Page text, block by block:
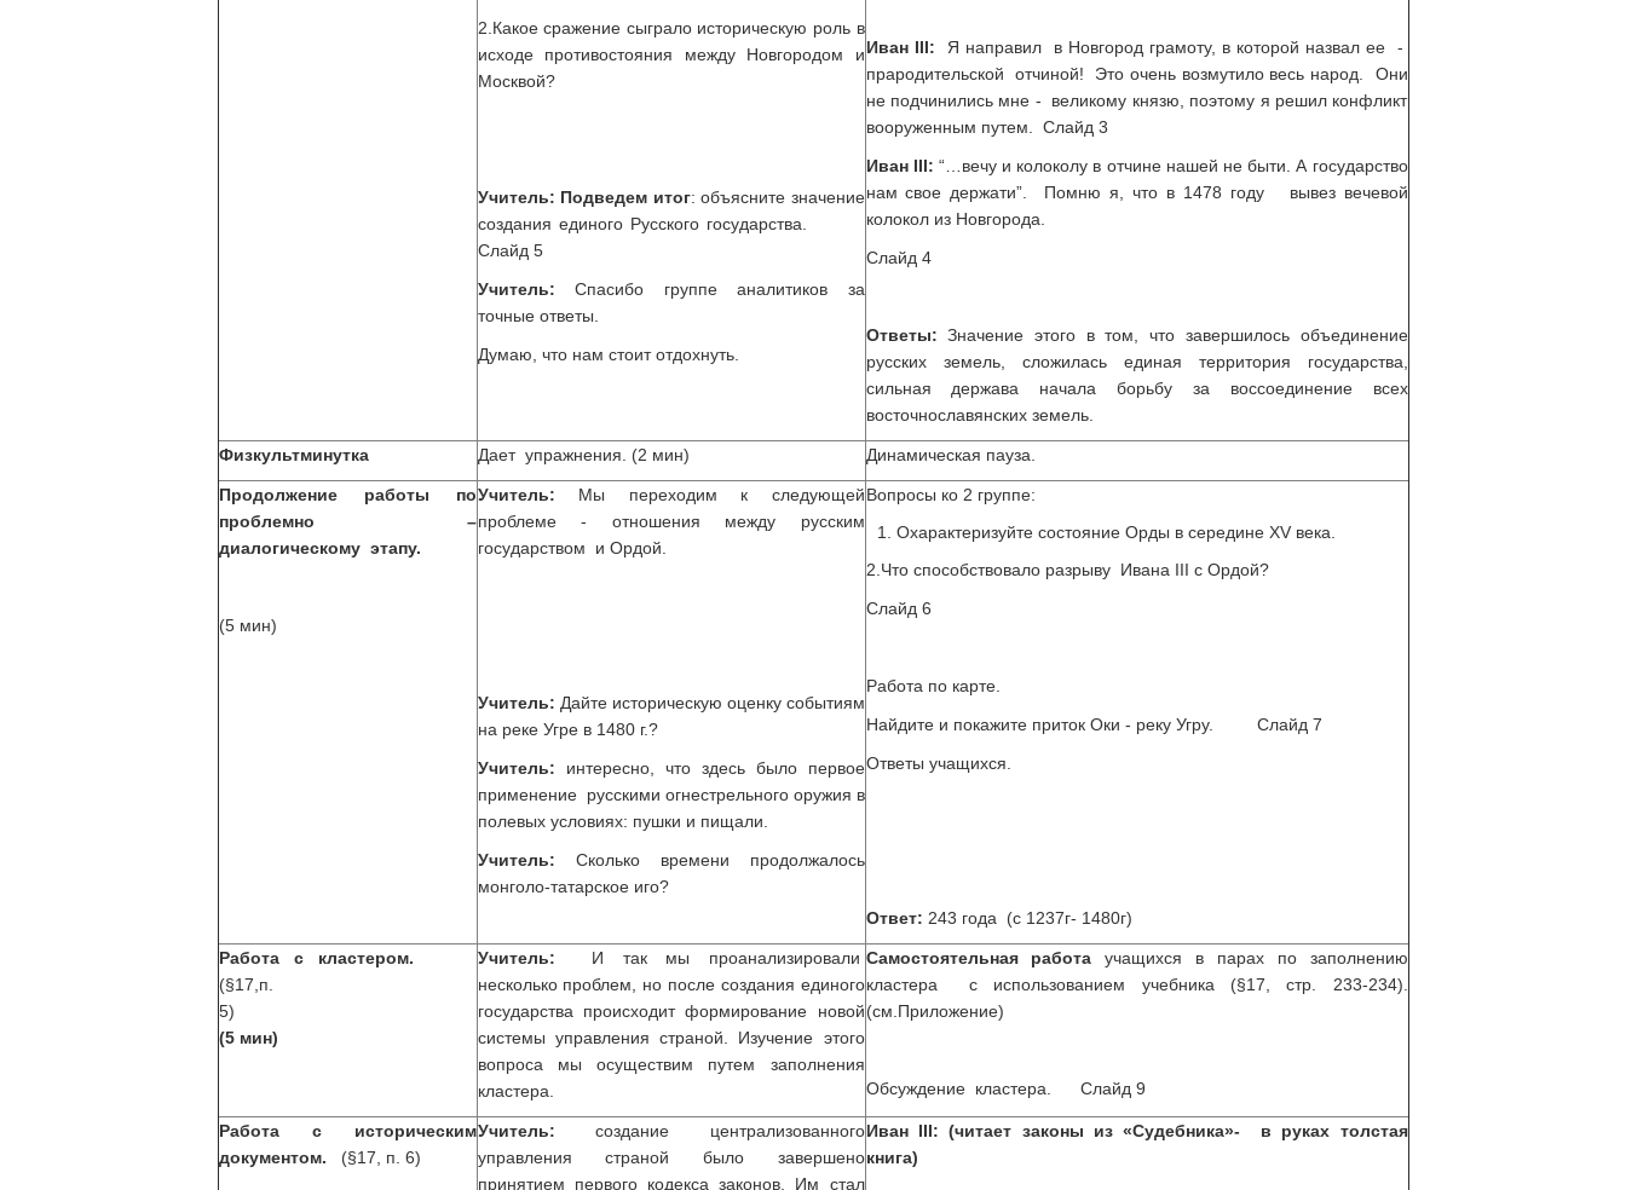
2.Какое сражение сыграло историческую роль в
исходе противостояния между Новгородом и
Москвой?
Учитель: Подведем итог: объясните значение
создания единого Русского государства.
Слайд 5
Учитель: Спасибо группе аналитиков за
точные ответы.
Думаю, что нам стоит отдохнуть.
Иван III: Я направил в Новгород грамоту, в которой назвал ее -
прародительской отчиной! Это очень возмутило весь народ. Они
не подчинились мне - великому князю, поэтому я решил конфликт
вооруженным путем. Слайд 3
Иван III: “…вечу и колоколу в отчине нашей не быти. А государство
нам свое держати”. Помню я, что в 1478 году вывез вечевой
колокол из Новгорода.
Слайд 4
Ответы: Значение этого в том, что завершилось объединение
русских земель, сложилась единая территория государства,
сильная держава начала борьбу за воссоединение всех
восточнославянских земель.
Физкультминутка Дает упражнения. (2 мин) Динамическая пауза.
Продолжение работы по
проблемно –
диалогическому этапу.
(5 мин)
Учитель: Мы переходим к следующей
проблеме - отношения между русским
государством и Ордой.
Учитель: Дайте историческую оценку событиям
на реке Угре в 1480 г.?
Учитель: интересно, что здесь было первое
применение русскими огнестрельного оружия в
полевых условиях: пушки и пищали.
Учитель: Сколько времени продолжалось
монголо-татарское иго?
Вопросы ко 2 группе:
Охарактеризуйте состояние Орды в середине XV века.
2.Что способствовало разрыву Ивана III с Ордой?
Слайд 6
Работа по карте.
Найдите и покажите приток Оки - реку Угру. Слайд 7
Ответы учащихся.
Ответ: 243 года (с 1237г- 1480г)
Работа с кластером.
(§17,п.
5)
(5 мин)
Учитель: И так мы проанализировали
несколько проблем, но после создания единого
государства происходит формирование новой
системы управления страной. Изучение этого
вопроса мы осуществим путем заполнения
кластера.
Самостоятельная работа учащихся в парах по заполнению
кластера с использованием учебника (§17, стр. 233-234).
(см.Приложение)
Обсуждение кластера. Слайд 9
Работа с историческим
документом. (§17, п. 6)
Учитель: создание централизованного
управления страной было завершено
принятием первого кодекса законов. Им стал
Иван III: (читает законы из «Судебника»- в руках толстая
книга)